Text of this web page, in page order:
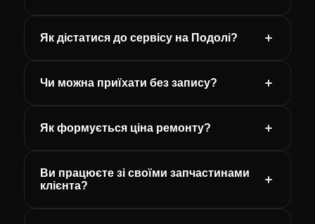
Як дістатися до сервісу на Подолі?
Чи можна приїхати без запису?
Як формується ціна ремонту?
Ви працюєте зі своїми запчастинами
клієнта?